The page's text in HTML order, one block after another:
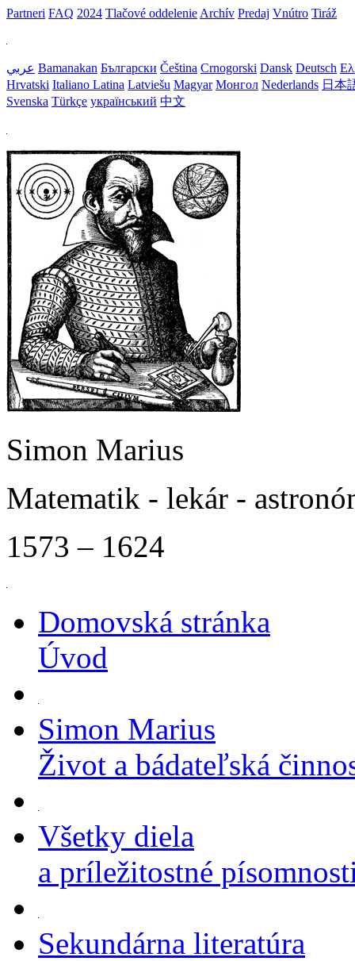
Partneri FAQ 2024 Tlačové oddelenie Archív Predaj Vnútro Tiráž
عربي Bamanakan Български Čeština Crnogorski Dansk Deutsch
Hrvatski Italiano Latina Latviešu Magyar Монгол Nederlands 日本
Svenska Türkçe український 中文
Simon Marius
Matematik - lekár -
1573 – 1624
Domovská stránka
Úvod
Simon Marius
Život a bádateľská
Všetky diela
a príležitostné
Sekundárna literatúra